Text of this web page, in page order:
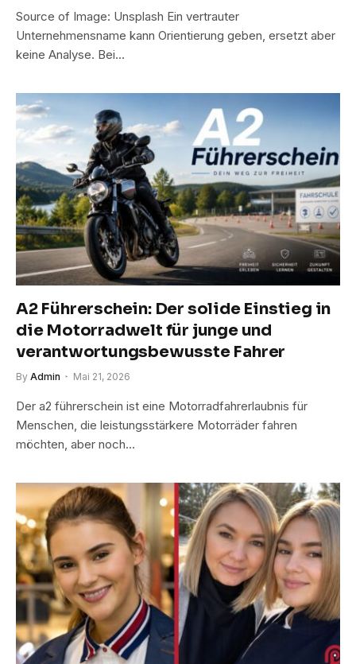
Source of Image: Unsplash Ein vertrauter
Unternehmensname kann Orientierung geben, ersetzt aber
keine Analyse. Bei…
A2 Führerschein: Der solide Einstieg in
die Motorradwelt für junge und
verantwortungsbewusste Fahrer
By Admin Mai 21, 2026
Der a2 führerschein ist eine Motorradfahrerlaubnis für
Menschen, die leistungsstärkere Motorräder fahren
möchten, aber noch…